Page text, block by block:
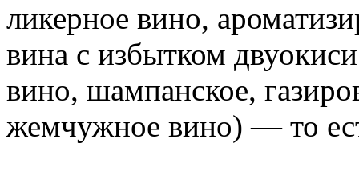
ликерное вино,
вина с избытком
вино, шампанское,
жемчужное вино) — то